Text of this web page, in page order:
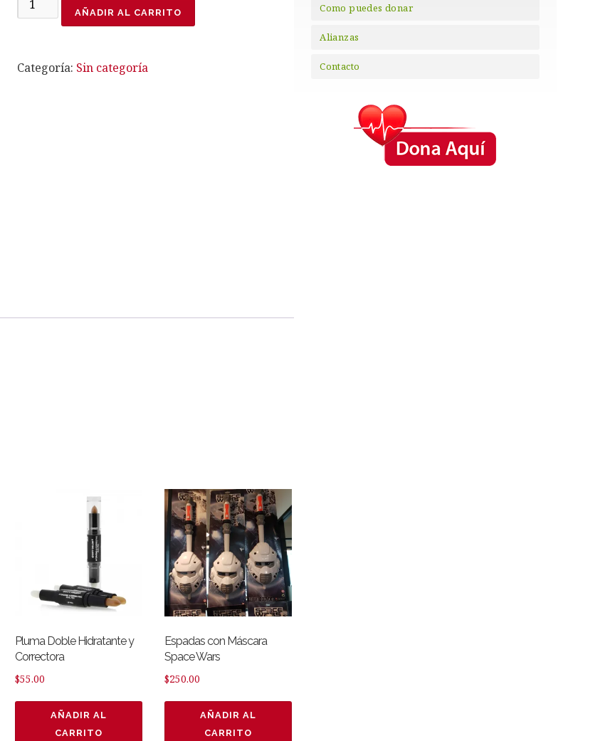
para
Color
AÑADIR AL CARRITO
Categoría: Sin categoría
Pluma Doble Hidratante y
Correctora
$55.00
AÑADIR AL
CARRITO
Espadas con Máscara
Space Wars
$250.00
AÑADIR AL
CARRITO
Como puedes donar
Alianzas
Contacto